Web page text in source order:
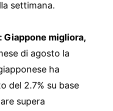
settimana.
migliora,
di agosto la
ha
del 2.7% su base
supera